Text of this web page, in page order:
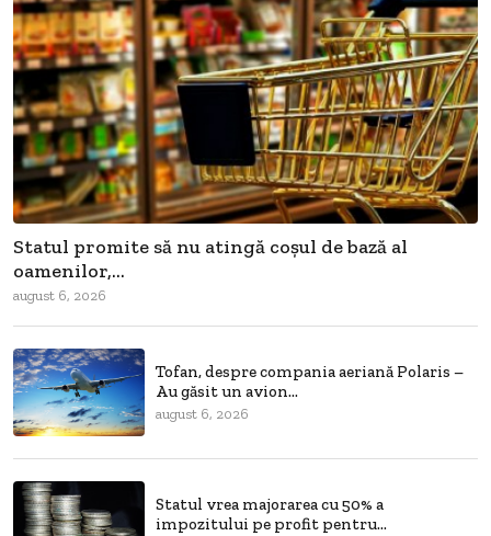
Statul promite să nu atingă coșul de bază al
oamenilor,...
august 6, 2026
Tofan, despre compania aeriană Polaris –
Au găsit un avion...
august 6, 2026
Statul vrea majorarea cu 50% a
impozitului pe profit pentru...